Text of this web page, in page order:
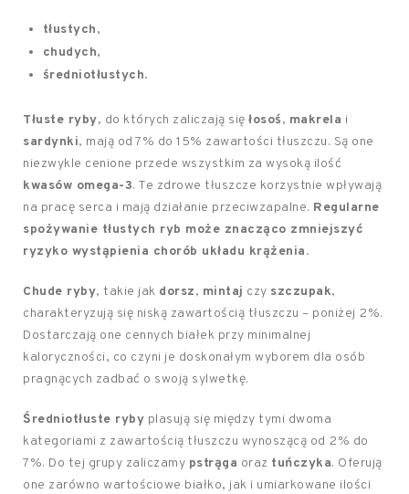
tłustych,
chudych,
średniotłustych.
Tłuste ryby, do których zaliczają się łosoś, makrela i
sardynki, mają od 7% do 15% zawartości tłuszczu. Są one
niezwykle cenione przede wszystkim za wysoką ilość
kwasów omega-3. Te zdrowe tłuszcze korzystnie wpływają
na pracę serca i mają działanie przeciwzapalne. Regularne
spożywanie tłustych ryb może znacząco zmniejszyć
ryzyko wystąpienia chorób układu krążenia.
Chude ryby, takie jak dorsz, mintaj czy szczupak,
charakteryzują się niską zawartością tłuszczu – poniżej 2%.
Dostarczają one cennych białek przy minimalnej
kaloryczności, co czyni je doskonałym wyborem dla osób
pragnących zadbać o swoją sylwetkę.
Średniotłuste ryby plasują się między tymi dwoma
kategoriami z zawartością tłuszczu wynoszącą od 2% do
7%. Do tej grupy zaliczamy pstrąga oraz tuńczyka. Oferują
one zarówno wartościowe białko, jak i umiarkowane ilości